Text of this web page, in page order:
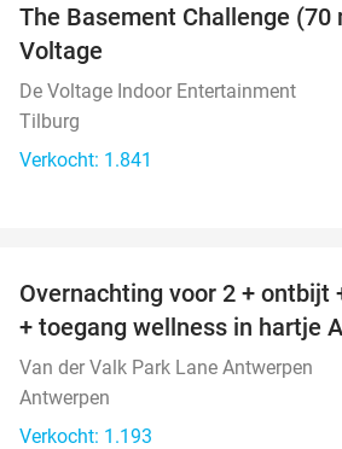
The Basement Challenge (70
Voltage
De Voltage Indoor Entertainment
Tilburg
Verkocht: 1.841
Overnachting voor 2 + ontbijt
+ toegang wellness in hartje
Van der Valk Park Lane Antwerpen
Antwerpen
Verkocht: 1.193